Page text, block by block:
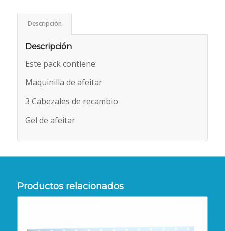
Descripción
Descripción
Este pack contiene:
Maquinilla de afeitar
3 Cabezales de recambio
Gel de afeitar
Productos relacionados